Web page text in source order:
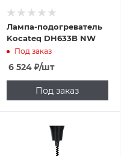
Лампа-подогреватель
Kocateq DH633B NW
Под заказ
6 524₽/шт
Под заказ